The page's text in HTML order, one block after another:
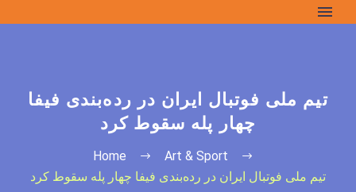
تیم ملی فوتبال ایران در رده‌بندی فیفا
چهار پله سقوط کرد
Home
Art & Sport
تیم ملی فوتبال ایران در رده‌بندی فیفا چهار پله سقوط کرد